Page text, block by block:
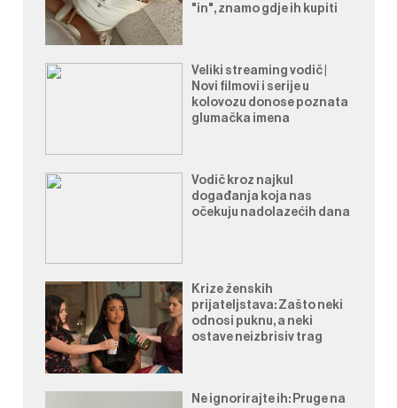
"in", znamo gdje ih kupiti
Veliki streaming vodič |
Novi filmovi i serije u
kolovozu donose poznata
glumačka imena
Vodič kroz najkul
događanja koja nas
očekuju nadolazećih dana
Krize ženskih
prijateljstava: Zašto neki
odnosi puknu, a neki
ostave neizbrisiv trag
Ne ignorirajte ih: Pruge na